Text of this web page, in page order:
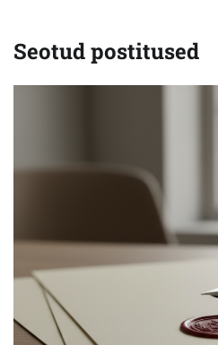
Seotud postitused